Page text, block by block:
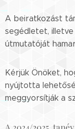
A beiratkozást
segédletet, illetve
útmutatóját
Kérjük Önöket,
nyújtotta
meggyorsítják a